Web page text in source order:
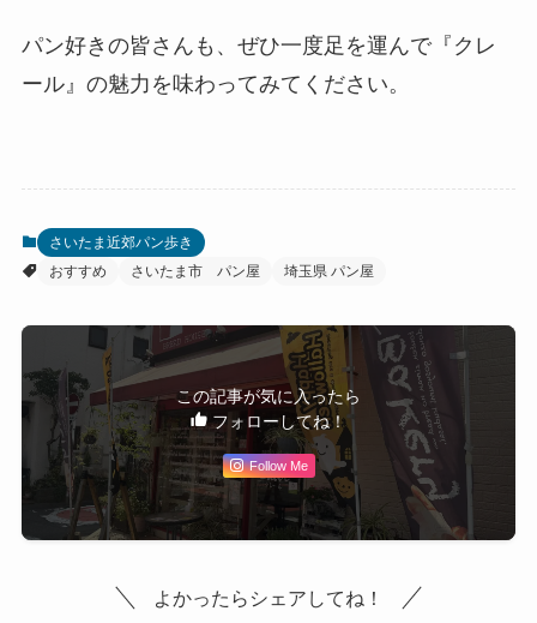
パン好きの皆さんも、ぜひ一度足を運んで『クレ
ール』の魅力を味わってみてください。
さいたま近郊パン歩き
おすすめ
さいたま市 パン屋 埼玉県 パン屋
この記事が気に入ったら
フォローしてね！
Follow Me
よかったらシェアしてね！